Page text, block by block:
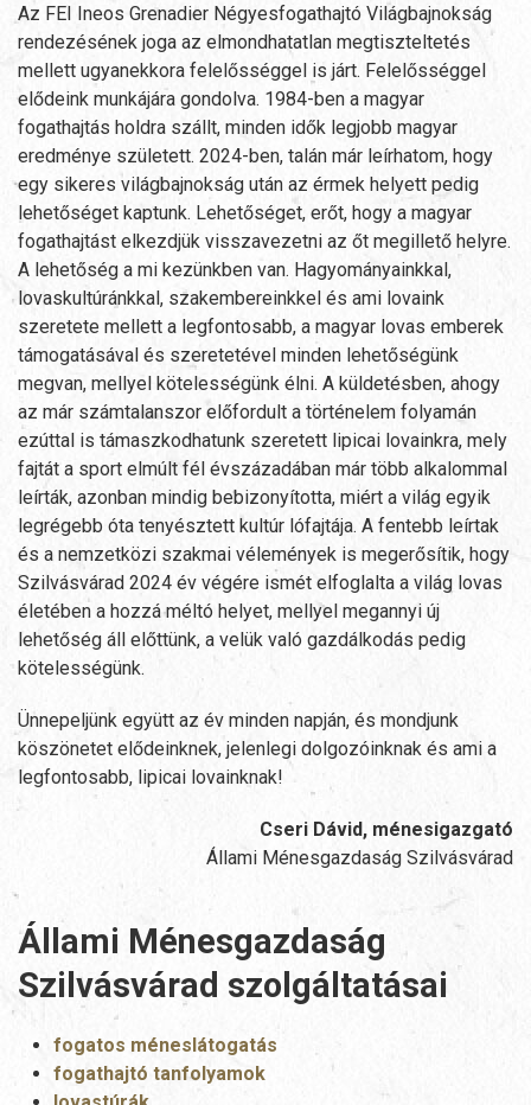
Az FEI Ineos Grenadier Négyesfogathajtó Világbajnokság
rendezésének joga az elmondhatatlan megtiszteltetés
mellett ugyanekkora felelősséggel is járt. Felelősséggel
elődeink munkájára gondolva. 1984-ben a magyar
fogathajtás holdra szállt, minden idők legjobb magyar
eredménye született. 2024-ben, talán már leírhatom, hogy
egy sikeres világbajnokság után az érmek helyett pedig
lehetőséget kaptunk. Lehetőséget, erőt, hogy a magyar
fogathajtást elkezdjük visszavezetni az őt megillető helyre.
A lehetőség a mi kezünkben van. Hagyományainkkal,
lovaskultúránkkal, szakembereinkkel és ami lovaink
szeretete mellett a legfontosabb, a magyar lovas emberek
támogatásával és szeretetével minden lehetőségünk
megvan, mellyel kötelességünk élni. A küldetésben, ahogy
az már számtalanszor előfordult a történelem folyamán
ezúttal is támaszkodhatunk szeretett lipicai lovainkra, mely
fajtát a sport elmúlt fél évszázadában már több alkalommal
leírták, azonban mindig bebizonyította, miért a világ egyik
legrégebb óta tenyésztett kultúr lófajtája. A fentebb leírtak
és a nemzetközi szakmai vélemények is megerősítik, hogy
Szilvásvárad 2024 év végére ismét elfoglalta a világ lovas
életében a hozzá méltó helyet, mellyel megannyi új
lehetőség áll előttünk, a velük való gazdálkodás pedig
kötelességünk.
Ünnepeljünk együtt az év minden napján, és mondjunk
köszönetet elődeinknek, jelenlegi dolgozóinknak és ami a
legfontosabb, lipicai lovainknak!
Cseri Dávid, ménesigazgató
Állami Ménesgazdaság Szilvásvárad
Állami Ménesgazdaság
Szilvásvárad szolgáltatásai
fogatos méneslátogatás
fogathajtó tanfolyamok